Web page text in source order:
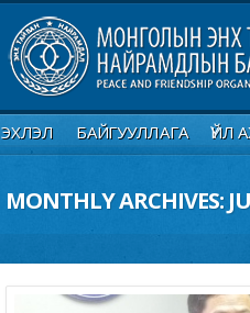
ЭХЛЭЛ БАЙГУУЛЛАГА ҮЙЛ
MONTHLY ARCHIVES: